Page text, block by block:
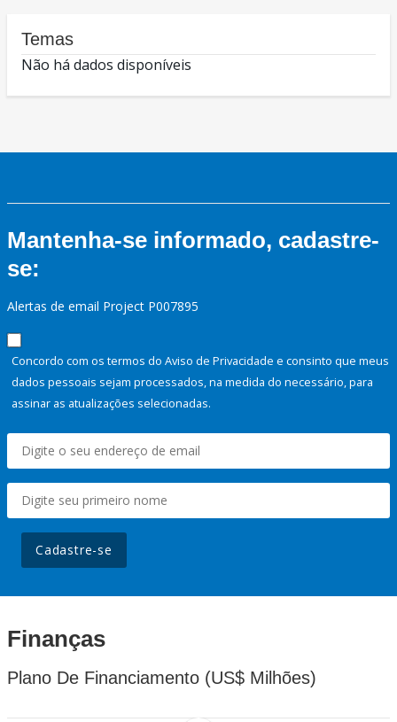
Temas
Não há dados disponíveis
Mantenha-se informado, cadastre-
se:
Alertas de email Project P007895
Concordo com os termos do Aviso de Privacidade e consinto que meus
dados pessoais sejam processados, na medida do necessário, para
assinar as atualizações selecionadas.
Cadastre-se
Finanças
Plano De Financiamento (US$ Milhões)